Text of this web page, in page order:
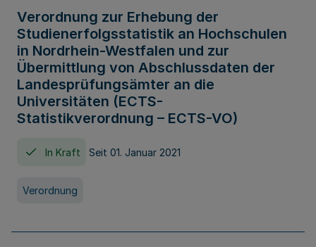
Verordnung zur Erhebung der
Studienerfolgsstatistik an Hochschulen
in Nordrhein-Westfalen und zur
Übermittlung von Abschlussdaten der
Landesprüfungsämter an die
Universitäten (ECTS-
Statistikverordnung – ECTS-VO)
In Kraft Seit 01. Januar 2021
Verordnung